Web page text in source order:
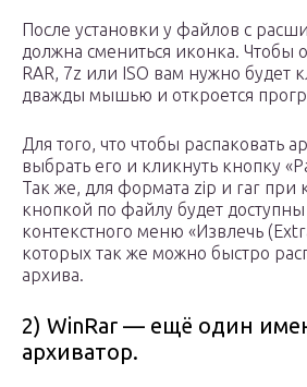
После установки у файлов с
должна смениться иконка. Чтобы
RAR, 7z или ISO вам нужно будет
дважды мышью и откроется
Для того, что чтобы распаковать
выбрать его и кликнуть кнопку
Так же, для формата zip и rar при
кнопкой по файлу будет
контекстного меню «Извлечь
которых так же можно быстро
архива.
2) WinRar — ещё один
архиватор.